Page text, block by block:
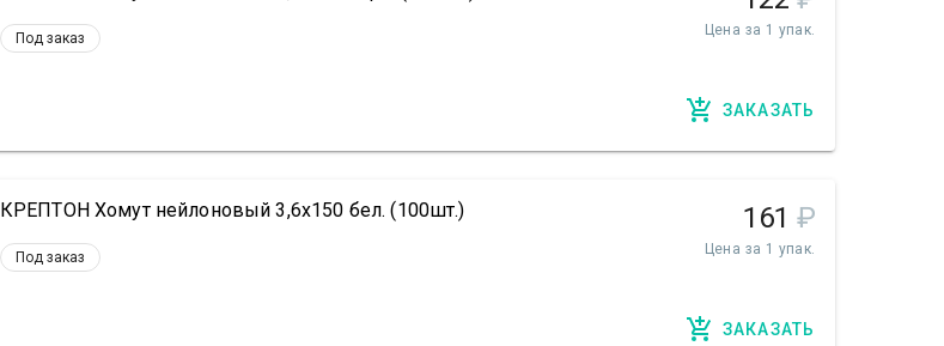
Под заказ Цена за 1 упак.
ЗАКАЗАТЬ
КРЕПТОН Хомут нейлоновый 3,6х150 бел. (100шт.)
Под заказ
161 ₽
Цена за 1 упак.
ЗАКАЗАТЬ